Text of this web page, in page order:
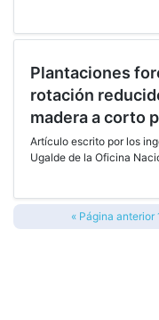
Plantaciones
rotación
madera a corto
Artículo escrito por los
Ugalde de la Oficina
« Página anterior